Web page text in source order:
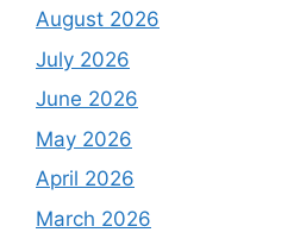
August 2026
July 2026
June 2026
May 2026
April 2026
March 2026